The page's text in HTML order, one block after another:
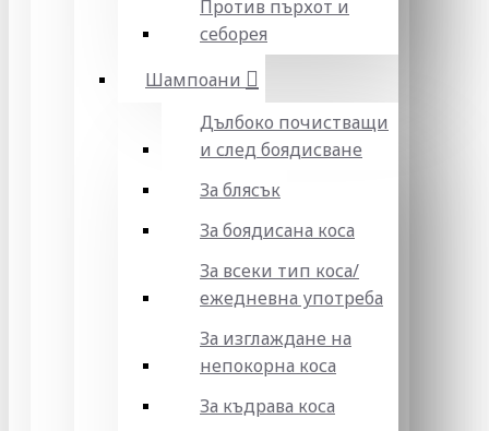
Против пърхот и
себорея
Шампоани
Дълбоко почистващи
и след боядисване
За блясък
За боядисана коса
За всеки тип коса/
ежедневна употреба
За изглаждане на
непокорна коса
За къдрава коса